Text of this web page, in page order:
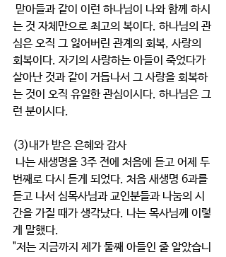
는 것 자체만으로 최고의 복이다. 하나님의 관
심은 오직 그 잃어버린 관계의 회복, 사랑의
회복이다. 자기의 사랑하는 아들이 죽었다가
살아난 것과 같이 거듭나서 그 사랑을 회복하
는 것이 오직 유일한 관심이시다. 하나님은 그
런 분이시다.
(3)내가 받은 은혜와 감사
번째로 다시 듣게 되었다. 처음 새생명 6과를
듣고 나서 심목사님과 교인분들과 나눔의 시
간을 가질 때가 생각났다. 나는 목사님께 이렇
게 말했다.
"저는 지금까지 제가 둘째 아들인 줄 알았습니